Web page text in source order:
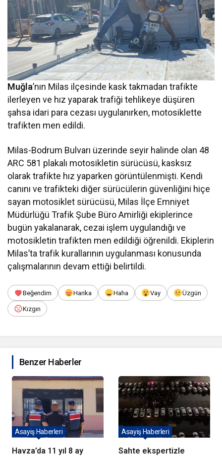
Muğla’nın Milas ilçesinde kask takmadan trafikte
ilerleyen ve hız yaparak trafiği tehlikeye düşüren
şahsa idari para cezası uygulanırken, motosiklette
trafikten men edildi.
Milas-Bodrum Bulvarı üzerinde seyir halinde olan 48
ARC 581 plakalı motosikletin sürücüsü, kasksız
olarak trafikte hız yaparken görüntülenmişti. Kendi
canını ve trafikteki diğer sürücülerin güvenliğini hiçe
sayan motosiklet sürücüsü, Milas İlçe Emniyet
Müdürlüğü Trafik Şube Büro Amirliği ekiplerince
bugün yakalanarak, cezai işlem uygulandığı ve
motosikletin trafikten men edildiği öğrenildi. Ekiplerin
Milas’ta trafik kurallarının uygulanması konusunda
çalışmalarının devam ettiği belirtildi.
Beğendim Harika Haha Vay Üzgün
Kızgın
Benzer Haberler
Havza’da 11 yıl 8 ay
Asayiş Haberleri
Sahte ekspertizle
Asayiş Haberleri